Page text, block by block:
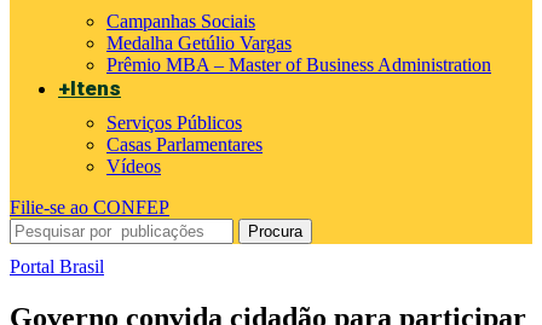
Campanhas Sociais
Medalha Getúlio Vargas
Prêmio MBA – Master of Business Administration
+Itens
Serviços Públicos
Casas Parlamentares
Vídeos
Filie-se ao CONFEP
Procura
Portal Brasil
Governo convida cidadão para participar